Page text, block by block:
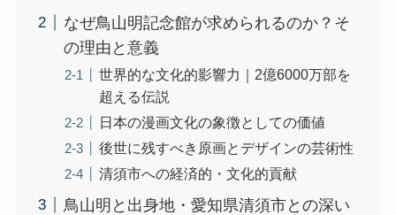
なぜ鳥山明記念館が求められるのか？そ
の理由と意義
世界的な文化的影響力｜2億6000万部を
超える伝説
日本の漫画文化の象徴としての価値
後世に残すべき原画とデザインの芸術性
清須市への経済的・文化的貢献
鳥山明と出身地・愛知県清須市との深い